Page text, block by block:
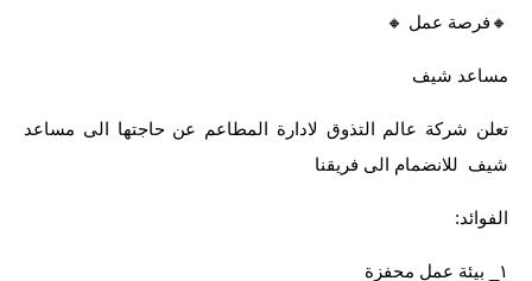
🔸️فرصة عمل 🔸️
مساعد شيف
تعلن شركة عالم التذوق لادارة المطاعم عن حاجتها الى مساعد
شيف للانضمام الى فريقنا
الفوائد:
١_ بيئة عمل محفزة